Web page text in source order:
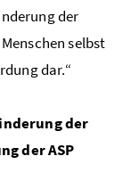
der
selbst
dar.“
der
der ASP